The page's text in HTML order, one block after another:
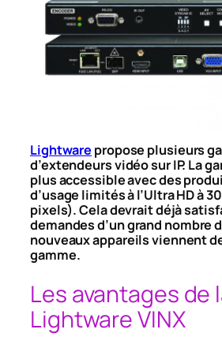
Lightware propose plusieurs
d’extendeurs vidéo sur IP. La
plus accessible avec des
d’usage limités à l’Ultra HD à
pixels). Cela devrait déjà
demandes d’un grand nombre
nouveaux appareils viennent
gamme.
Les avantages de
Lightware VINX